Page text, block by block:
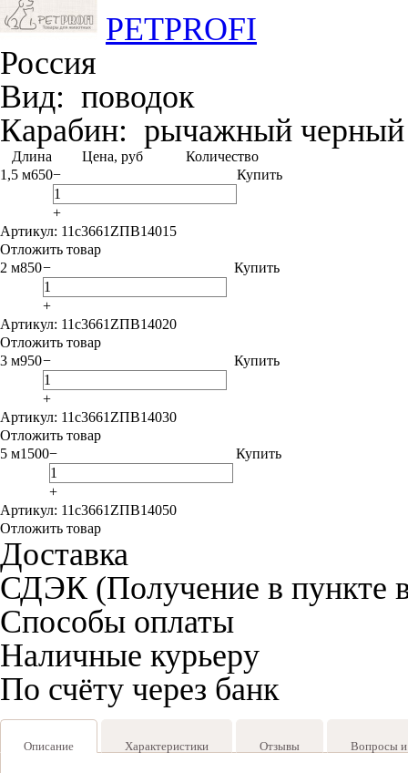
PETPROFI
Россия
Вид: поводок
Карабин: рычажный черный
Длина Цена, руб
Количество
1,5 м650−
+
Купить
Артикул: 11с3661ZПВ14015
Отложить товар
2 м850−
+
Купить
Артикул: 11с3661ZПВ14020
Отложить товар
3 м950−
+
Купить
Артикул: 11с3661ZПВ14030
Отложить товар
5 м1500−
+
Купить
Артикул: 11с3661ZПВ14050
Отложить товар
Доставка
СДЭК (Получение в пункте
Способы оплаты
Наличные курьеру
По счёту через банк
Описание Характеристики Отзывы Вопросы и